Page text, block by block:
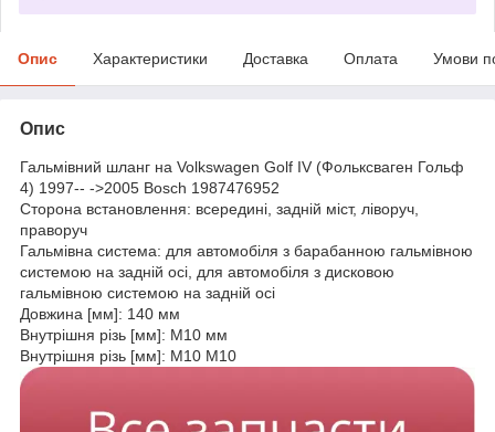
Опис Характеристики Доставка Оплата Умови
Опис
Гальмівний шланг на Volkswagen Golf IV (Фольксваген Гольф
4) 1997-- ->2005 Bosch 1987476952
Сторона встановлення: всередині, задній міст, ліворуч,
праворуч
Гальмівна система: для автомобіля з барабанною гальмівною
системою на задній осі, для автомобіля з дисковою
гальмівною системою на задній осі
Довжина [мм]: 140 мм
Внутрішня різь [мм]: M10 мм
Внутрішня різь [мм]: M10 M10